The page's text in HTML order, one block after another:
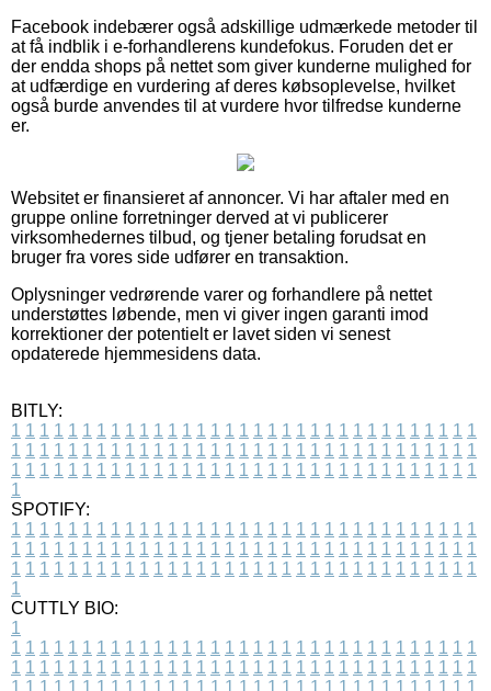
Facebook indebærer også adskillige udmærkede metoder til
at få indblik i e-forhandlerens kundefokus. Foruden det er
der endda shops på nettet som giver kunderne mulighed for
at udfærdige en vurdering af deres købsoplevelse, hvilket
også burde anvendes til at vurdere hvor tilfredse kunderne
er.
Websitet er finansieret af annoncer. Vi har aftaler med en
gruppe online forretninger derved at vi publicerer
virksomhedernes tilbud, og tjener betaling forudsat en
bruger fra vores side udfører en transaktion.
Oplysninger vedrørende varer og forhandlere på nettet
understøttes løbende, men vi giver ingen garanti imod
korrektioner der potentielt er lavet siden vi senest
opdaterede hjemmesidens data.
BITLY:
1 1 1 1 1 1 1 1 1 1 1 1 1 1 1 1 1 1 1 1 1 1 1 1 1 1 1 1 1 1 1 1 1
1 1 1 1 1 1 1 1 1 1 1 1 1 1 1 1 1 1 1 1 1 1 1 1 1 1 1 1 1 1 1 1 1
1 1 1 1 1 1 1 1 1 1 1 1 1 1 1 1 1 1 1 1 1 1 1 1 1 1 1 1 1 1 1 1 1
1
SPOTIFY:
1 1 1 1 1 1 1 1 1 1 1 1 1 1 1 1 1 1 1 1 1 1 1 1 1 1 1 1 1 1 1 1 1
1 1 1 1 1 1 1 1 1 1 1 1 1 1 1 1 1 1 1 1 1 1 1 1 1 1 1 1 1 1 1 1 1
1 1 1 1 1 1 1 1 1 1 1 1 1 1 1 1 1 1 1 1 1 1 1 1 1 1 1 1 1 1 1 1 1
1
CUTTLY BIO:
1
1 1 1 1 1 1 1 1 1 1 1 1 1 1 1 1 1 1 1 1 1 1 1 1 1 1 1 1 1 1 1 1 1
1 1 1 1 1 1 1 1 1 1 1 1 1 1 1 1 1 1 1 1 1 1 1 1 1 1 1 1 1 1 1 1 1
1 1 1 1 1 1 1 1 1 1 1 1 1 1 1 1 1 1 1 1 1 1 1 1 1 1 1 1 1 1 1 1 1